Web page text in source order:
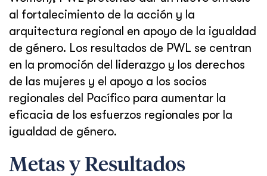
al fortalecimiento de la acción y la
arquitectura regional en apoyo de la igualdad
de género. Los resultados de PWL se centran
en la promoción del liderazgo y los derechos
de las mujeres y el apoyo a los socios
regionales del Pacífico para aumentar la
eficacia de los esfuerzos regionales por la
igualdad de género.
Metas y Resultados